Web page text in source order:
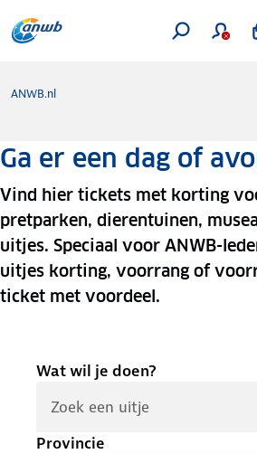
ANWB.nl
Ga er een dag of
Vind hier tickets met korting
pretparken, dierentuinen,
uitjes. Speciaal voor ANWB-
uitjes korting, voorrang of
ticket met voordeel.
Wat wil je doen?
Provincie